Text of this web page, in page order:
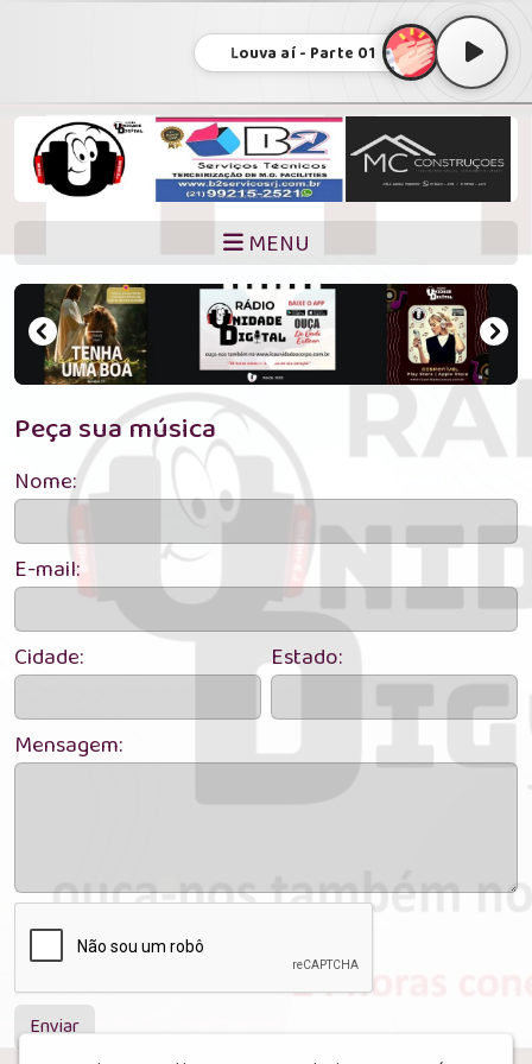
Louva aí - Parte 01
MENU
Peça sua música
Nome:
E-mail:
Cidade: Estado:
Mensagem:
Enviar